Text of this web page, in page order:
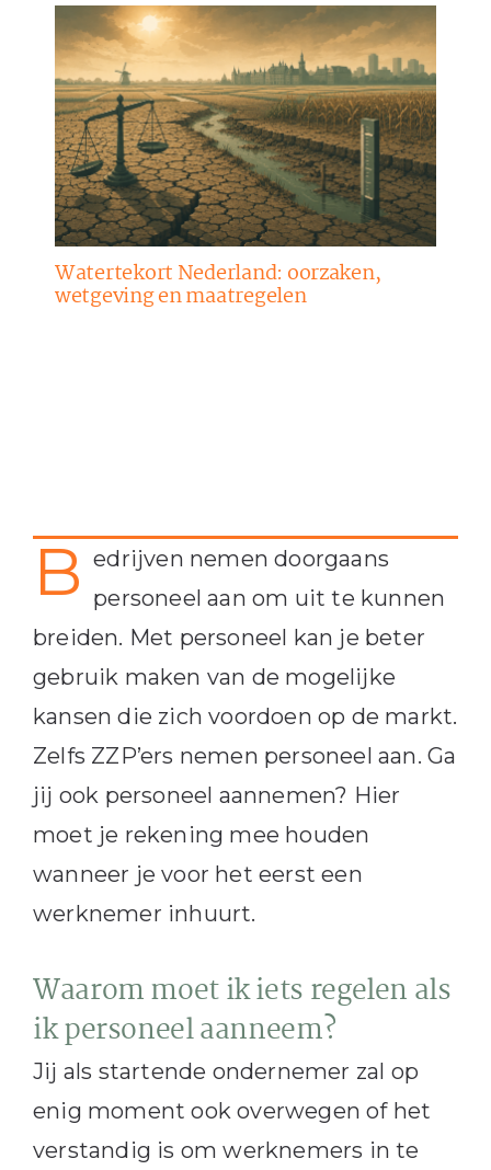
Watertekort Nederland: oorzaken,
wetgeving en maatregelen
B edrijven nemen doorgaans
personeel aan om uit te kunnen
breiden. Met personeel kan je beter
gebruik maken van de mogelijke
kansen die zich voordoen op de markt.
Zelfs ZZP’ers nemen personeel aan. Ga
jij ook personeel aannemen? Hier
moet je rekening mee houden
wanneer je voor het eerst een
werknemer inhuurt.
Waarom moet ik iets regelen als
ik personeel aanneem?
Jij als startende ondernemer zal op
enig moment ook overwegen of het
verstandig is om werknemers in te